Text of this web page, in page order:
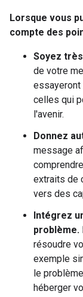
Lorsque vous
compte des
Soyez
de votre
essayeront
celles qui
l'avenir.
Donnez
message
extraits de
vers des
Intégrez
problème.
résoudre
exemple
le
héberger